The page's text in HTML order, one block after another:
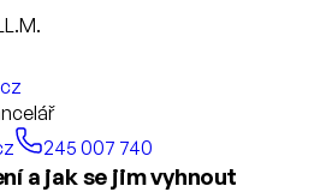
245 007 740
a jak se jim vyhnout